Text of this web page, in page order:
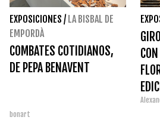
EXPOSICIONES / LA BISBAL DE
EMPORDÀ
COMBATES COTIDIANOS,
DE PEPA BENAVENT
bonart